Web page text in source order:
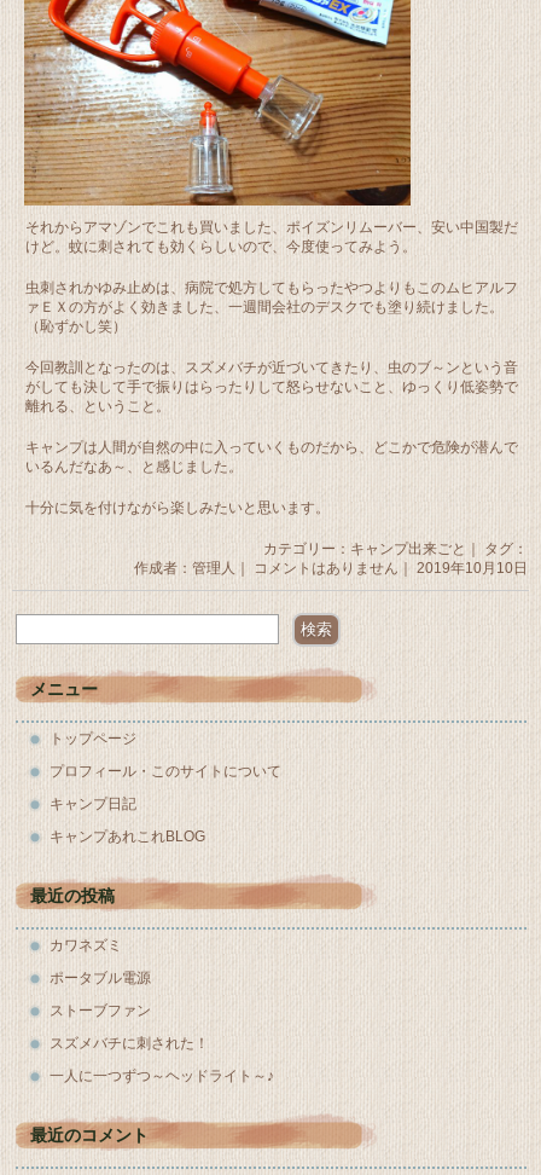
それからアマゾンでこれも買いました、ポイズンリムーバー、安い中国製だ
けど。蚊に刺されても効くらしいので、今度使ってみよう。
虫刺されかゆみ止めは、病院で処方してもらったやつよりもこのムヒアルフ
ァＥＸの方がよく効きました、一週間会社のデスクでも塗り続けました。
（恥ずかし笑）
今回教訓となったのは、スズメバチが近づいてきたり、虫のブ～ンという音
がしても決して手で振りはらったりして怒らせないこと、ゆっくり低姿勢で
離れる、ということ。
キャンプは人間が自然の中に入っていくものだから、どこかで危険が潜んで
いるんだなあ～、と感じました。
十分に気を付けながら楽しみたいと思います。
カテゴリー： キャンプ出来ごと
｜ タグ：
作成者：管理人｜
コメントはありません ｜ 2019年10月10日
メニュー
トップページ
プロフィール・このサイトについて
キャンプ日記
キャンプあれこれBLOG
最近の投稿
カワネズミ
ポータブル電源
ストーブファン
スズメバチに刺された！
一人に一つずつ～ヘッドライト～♪
最近のコメント